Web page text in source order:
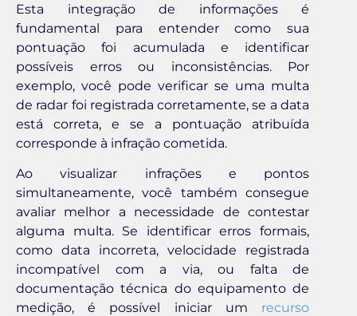
Esta integração de informações é
fundamental para entender como sua
pontuação foi acumulada e identificar
possíveis erros ou inconsistências. Por
exemplo, você pode verificar se uma multa
de radar foi registrada corretamente, se a data
está correta, e se a pontuação atribuída
corresponde à infração cometida.
Ao visualizar infrações e pontos
simultaneamente, você também consegue
avaliar melhor a necessidade de contestar
alguma multa. Se identificar erros formais,
como data incorreta, velocidade registrada
incompatível com a via, ou falta de
documentação técnica do equipamento de
medição, é possível iniciar um recurso